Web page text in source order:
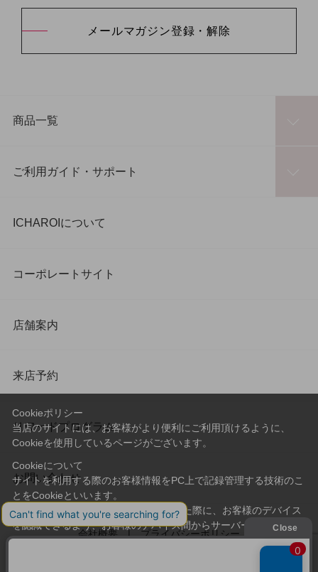
メールマガジン登録・解除
商品一覧
ご利用ガイド・サポート
ICHAROIについて
コーポレートサイト
店舗案内
来店予約
リワードプログラム
お問い合わせ
会社概要 プライバシーポリシー
Cookieポリシー
当店のサイトには、お客様がより便利にご利用頂けるように、
Cookieを使用しているページがございます。
Cookieについて
サイトを利用する際のお客様情報をPC上で記録管理する技術のこ
とをCookieといいます。
Cookieはお客様がサイトを再訪問された際に、お客様のデバイス
を認識できるよう、お客様のデバイス間からサーバーへ送り返さ
れます。
なお、Cookieに保存されている情報のみで、お客様個人を特定す